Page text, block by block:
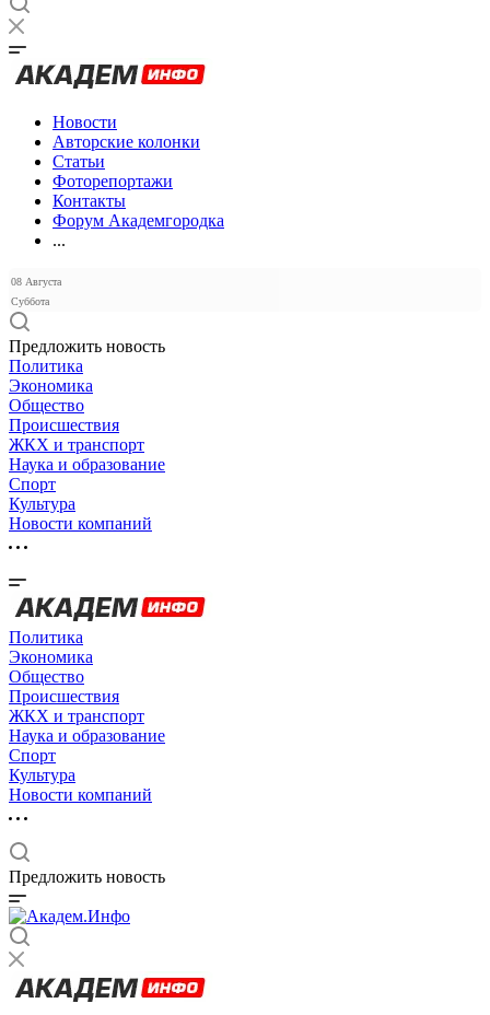
Новости
Авторские колонки
Статьи
Фоторепортажи
Контакты
Форум Академгородка
...
08 Августа
Суббота
Предложить новость
Политика
Экономика
Общество
Происшествия
ЖКХ и транспорт
Наука и образование
Спорт
Культура
Новости компаний
Политика
Экономика
Общество
Происшествия
ЖКХ и транспорт
Наука и образование
Спорт
Культура
Новости компаний
Предложить новость